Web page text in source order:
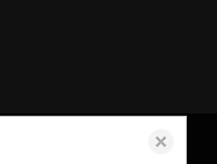
per habilitar la funcionalitat